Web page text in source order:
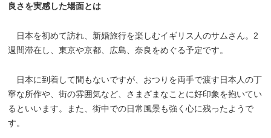
良さを実感した場面とは
日本を初めて訪れ、新婚旅行を楽しむイギリス人のサムさん。2
週間滞在し、東京や京都、広島、奈良をめぐる予定です。
日本に到着して間もないですが、おつりを両手で渡す日本人の丁
寧な所作や、街の雰囲気など、さまざまなことに好印象を抱いてい
るといいます。また、街中での日常風景も強く心に残ったようで
す。